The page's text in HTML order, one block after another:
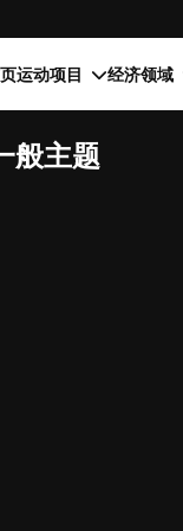
运动项目 经济领域
般主题